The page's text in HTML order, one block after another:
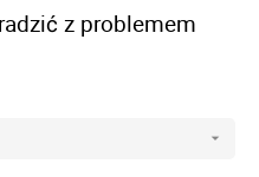
z problemem
